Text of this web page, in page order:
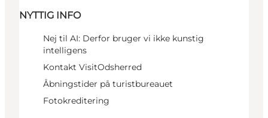
NYTTIG INFO
Nej til AI: Derfor bruger vi ikke kunstig
intelligens
Kontakt VisitOdsherred
Åbningstider på turistbureauet
Fotokreditering